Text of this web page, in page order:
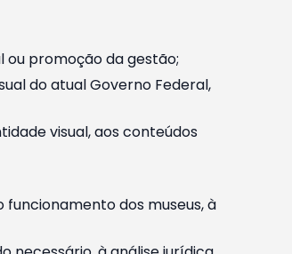
promoção da gestão;
do atual Governo Federal,
visual, aos conteúdos
dos museus, à